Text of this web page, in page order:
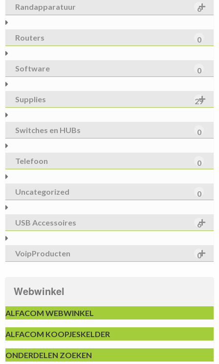
Randapparatuur 6
Routers 0
Software 0
Supplies 29
Switches en HUBs 0
Telefoon 0
Uncategorized 0
USB Accessoires 6
VoipProducten 0
Webwinkel
ALFACOM WEBWINKEL
ALFACOM KOOPJESKELDER
ONDERDELEN ZOEKEN